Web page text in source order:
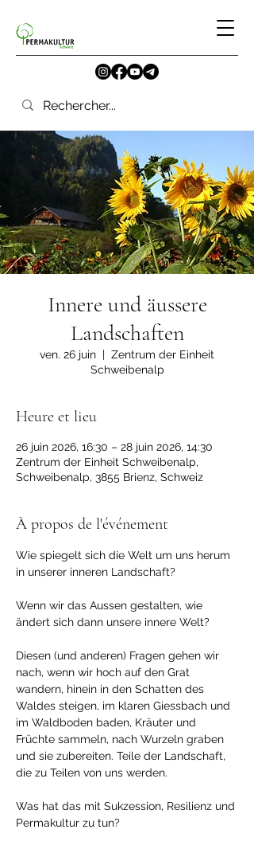
Innere und äussere
Landschaften
ven. 26 juin
  |
Zentrum der Einheit
Schweibenalp
Heure et lieu
26 juin 2026, 16:30 – 28 juin 2026, 14:30
Zentrum der Einheit Schweibenalp,
Schweibenalp, 3855 Brienz, Schweiz
À propos de l'événement
Wie spiegelt sich die Welt um uns herum
in unserer inneren Landschaft?
Wenn wir das Aussen gestalten, wie
ändert sich dann unsere innere Welt?
Diesen (und anderen) Fragen gehen wir
nach, wenn wir hoch auf den Grat
wandern, hinein in den Schatten des
Waldes steigen, im klaren Giessbach und
im Waldboden baden, Kräuter und
Früchte sammeln, nach Wurzeln graben
und sie zubereiten. Teile der Landschaft,
die zu Teilen von uns werden.
Was hat das mit Sukzession, Resilienz und
Permakultur zu tun?